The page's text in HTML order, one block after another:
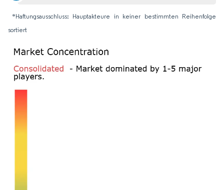
*Haftungsausschluss: Hauptakteure in keiner bestimmten Reihenfolge
sortiert